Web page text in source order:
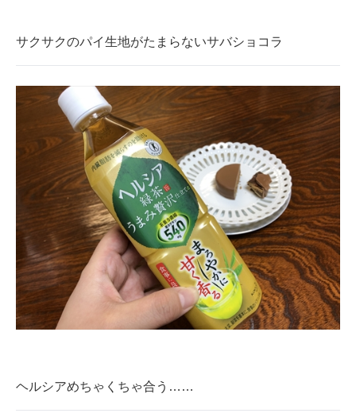
サクサクのパイ生地がたまらないサバショコラ
ヘルシアめちゃくちゃ合う……